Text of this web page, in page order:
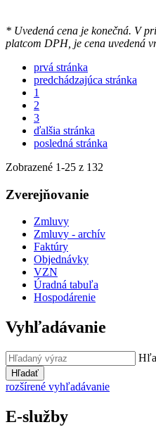
* Uvedená cena je konečná. V
platcom DPH, je cena uvedená
prvá stránka
predchádzajúca stránka
1
2
3
ďalšia stránka
posledná stránka
Zobrazené 1-25 z 132
Zverejňovanie
Zmluvy
Zmluvy - archív
Faktúry
Objednávky
VZN
Úradná tabuľa
Hospodárenie
Vyhľadávanie
Hľadať
rozšírené vyhľadávanie
E-služby